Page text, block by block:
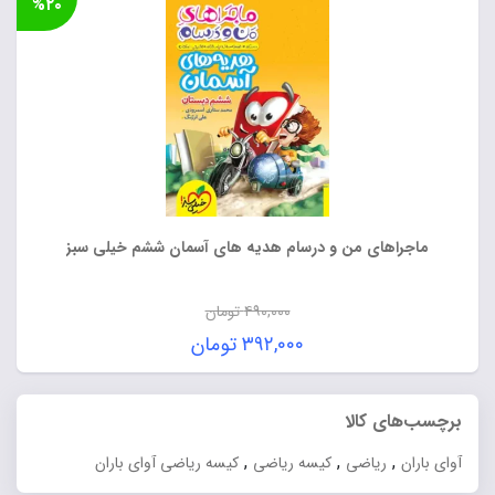
بود.
۷۱۲,۰۰۰ تومان.
ماجراهای من و درسام هدیه های آسمان ششم خیلی سبز
۴۹۰,۰۰۰تومان
قیمت
اصلی:
۴۹۰,۰۰۰ تومان
۳۹۲,۰۰۰تومان
قیمت
فعلی:
برچسب‌های کالا
آوای باران , ریاضی , کیسه ریاضی , کیسه ریاضی آوای باران